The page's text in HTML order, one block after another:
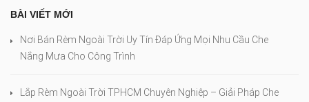
BÀI VIẾT MỚI
Nơi Bán Rèm Ngoài Trời Uy Tín Đáp Ứng Mọi Nhu Cầu Che
Nắng Mưa Cho Công Trình
Lắp Rèm Ngoài Trời TPHCM Chuyên Nghiệp – Giải Pháp Che